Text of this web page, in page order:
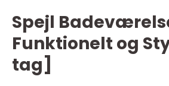
Spejl
Funktionelt og
tag]